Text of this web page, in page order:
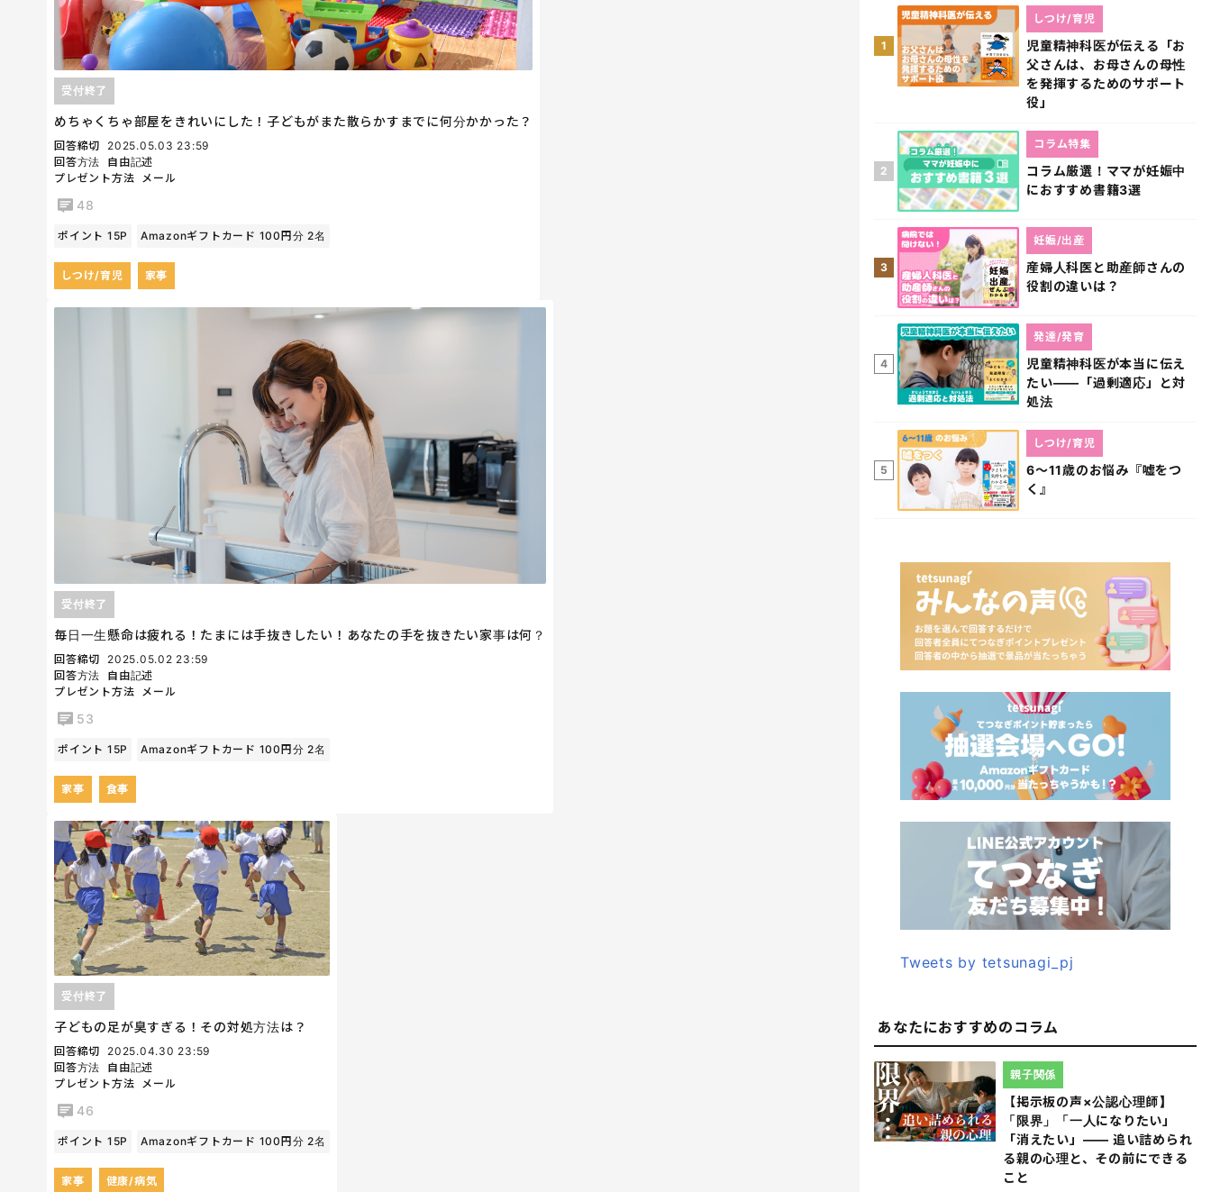
めちゃくちゃ部屋をきれいにした！子どもがまた散らかすまでに何分かかった？
受付終了
回答締切
2025.05.03 23:59
回答方法
自由記述
プレゼント方法 メール
48
ポイント 15P Amazonギフトカード 100円分 2名
しつけ/育児 家事
毎日一生懸命は疲れる！たまには手抜きしたい！あなたの手を抜きたい家事は何？
受付終了
回答締切
2025.05.02 23:59
回答方法
自由記述
プレゼント方法 メール
53
ポイント 15P Amazonギフトカード 100円分 2名
家事 食事
子どもの足が臭すぎる！その対処方法は？
受付終了
回答締切
2025.04.30 23:59
回答方法
自由記述
プレゼント方法 メール
46
ポイント 15P Amazonギフトカード 100円分 2名
家事 健康/病気
1
児童精神科医が伝える「お
父さんは、お母さんの母性
を発揮するためのサポート
役」
しつけ/育児
2
コラム厳選！ママが妊娠中
におすすめ書籍3選
コラム特集
3
産婦人科医と助産師さんの
役割の違いは？
妊娠/出産
4
児童精神科医が本当に伝え
たい――「過剰適応」と対
処法
発達/発育
5
6～11歳のお悩み『嘘をつ
く』
しつけ/育児
Tweets by tetsunagi_pj
あなたにおすすめのコラム
【掲示板の声×公認心理師】
「限界」「一人になりたい」
「消えたい」―― 追い詰められ
る親の心理と、その前にできる
こと
親子関係